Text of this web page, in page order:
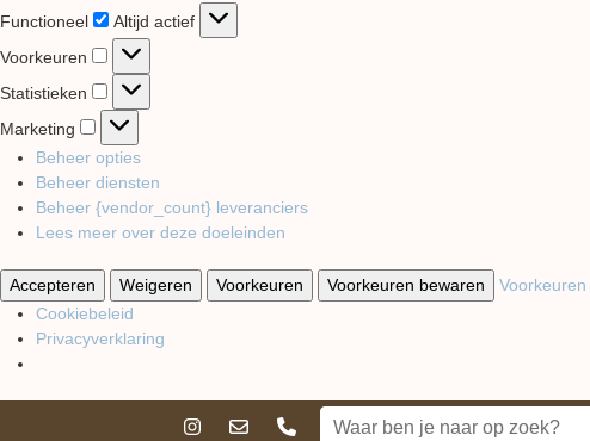
Functioneel
Functioneel
Altijd actief
Voorkeuren
Voorkeuren
Statistieken Statistieken
Marketing
Marketing
Beheer opties
Beheer diensten
Beheer {vendor_count} leveranciers
Lees meer over deze doeleinden
Accepteren Weigeren Voorkeuren Voorkeuren bewaren
Voorkeuren
Cookiebeleid
Privacyverklaring